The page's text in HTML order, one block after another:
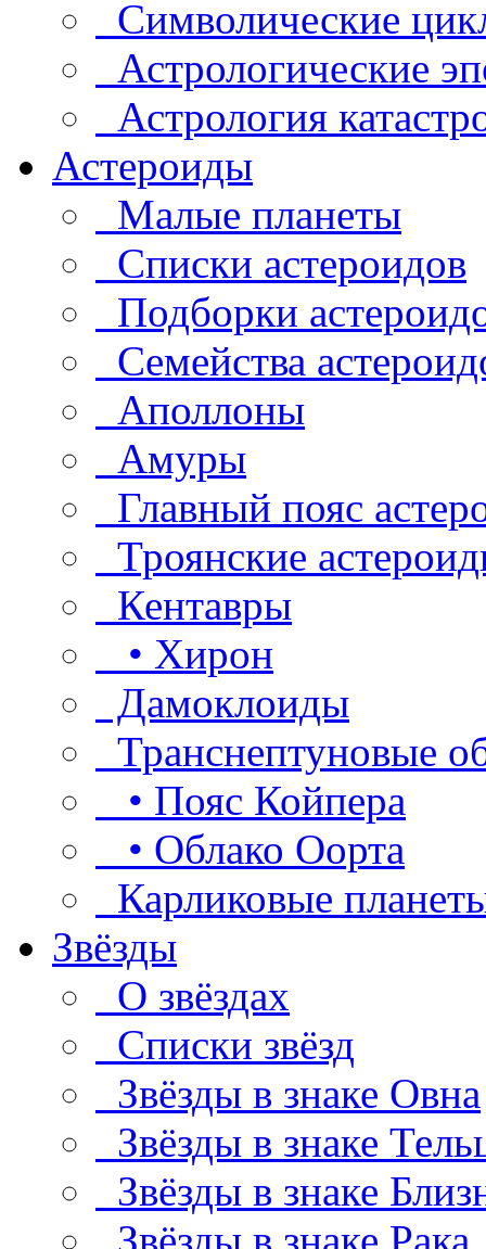
Символические
Астрологические
Астрология
Астероиды
Малые планеты
Списки астероидов
Подборки
Семейства
Аполлоны
Амуры
Главный пояс
Троянские
Кентавры
• Хирон
Дамоклоиды
Транснептуновые
• Пояс Койпера
• Облако Оорта
Карликовые
Звёзды
О звёздах
Списки звёзд
Звёзды в знаке Овна
Звёзды в знаке
Звёзды в знаке